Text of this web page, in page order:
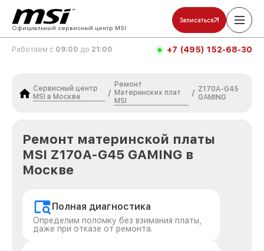
Официальный сервисный центр MSI
Записаться
Работаем с 09:00 до 21:00 +7 (495) 152-68-30
Сервисный центр
MSI в Москве
/
Ремонт
Материнских плат
MSI
/ Z170A-G45
GAMING
Ремонт материнской платы
MSI Z170A-G45 GAMING в
Москве
Полная диагностика
Определим поломку без взимания платы,
даже при отказе от ремонта.